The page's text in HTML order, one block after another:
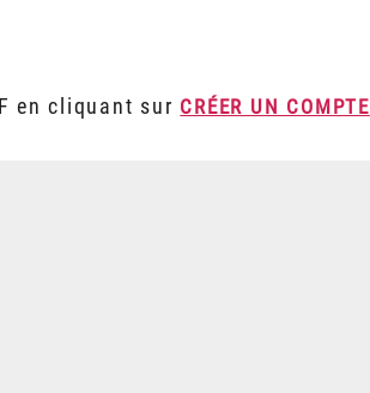
en cliquant sur CRÉER UN COMPTE